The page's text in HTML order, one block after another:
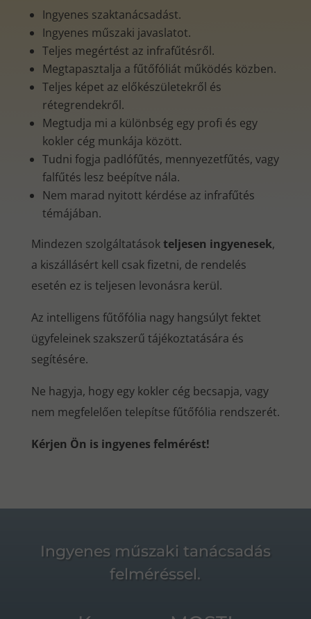
Ingyenes szaktanácsadást.
Ingyenes műszaki javaslatot.
Teljes megértést az infrafűtésről.
Megtapasztalja a fűtőfóliát működés közben.
Teljes képet az előkészületekről és
rétegrendekről.
Megtudja mi a különbség egy profi és egy
kokler cég munkája között.
Tudni fogja padlófűtés, mennyezetfűtés, vagy
falfűtés lesz beépítve nála.
Nem marad nyitott kérdése az infrafűtés
témájában.
Mindezen szolgáltatásokteljesen ingyenesek,
a kiszállásért kell csak fizetni, de rendelés
esetén ez is teljesen levonásra kerül.
Az intelligens fűtőfólia nagy hangsúlyt fektet
ügyfeleinek szakszerű tájékoztatására és
segítésére.
Ne hagyja, hogy egy kokler cég becsapja, vagy
nem megfelelően telepítse fűtőfólia rendszerét.
Kérjen Ön is ingyenes felmérést!
Ingyenes műszaki tanácsadás
felméréssel.